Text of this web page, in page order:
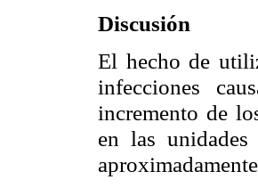
Discusión
El hecho de
infecciones
incremento de
en las